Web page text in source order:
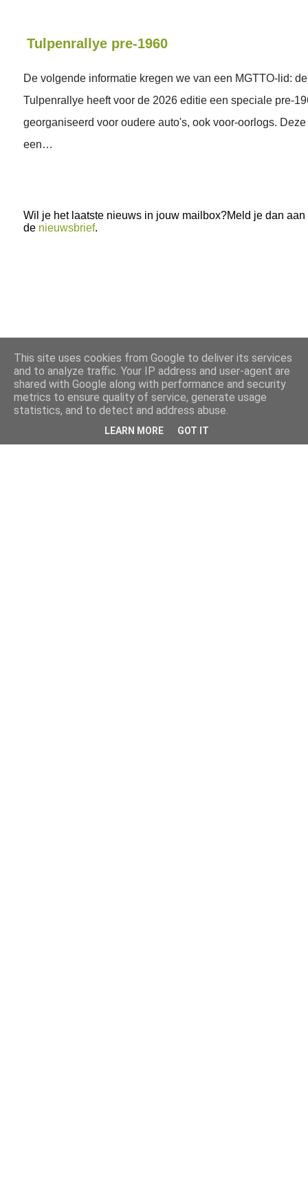
Tulpenrallye pre-1960
De volgende informatie kregen we van een MGTTO-lid:
Tulpenrallye heeft voor de 2026 editie een speciale pre-
georganiseerd voor oudere auto's, ook voor-oorlogs.
een…
Wil je het laatste nieuws in jouw mailbox?Meld je dan aan
de nieuwsbrief.
This site uses cookies from Google to deliver its services
and to analyze traffic. Your IP address and user-agent are
shared with Google along with performance and security
metrics to ensure quality of service, generate usage
statistics, and to detect and address abuse.
LEARN MORE GOT IT